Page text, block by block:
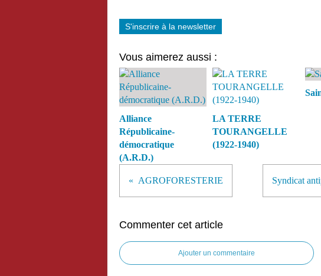
S'inscrire à la newsletter
Vous aimerez aussi :
Alliance
Républicaine-
démocratique
(A.R.D.)
LA TERRE
TOURANGELLE
(1922-1940)
AGROFORESTERIE Syndicat
Commenter cet article
Ajouter un commentaire